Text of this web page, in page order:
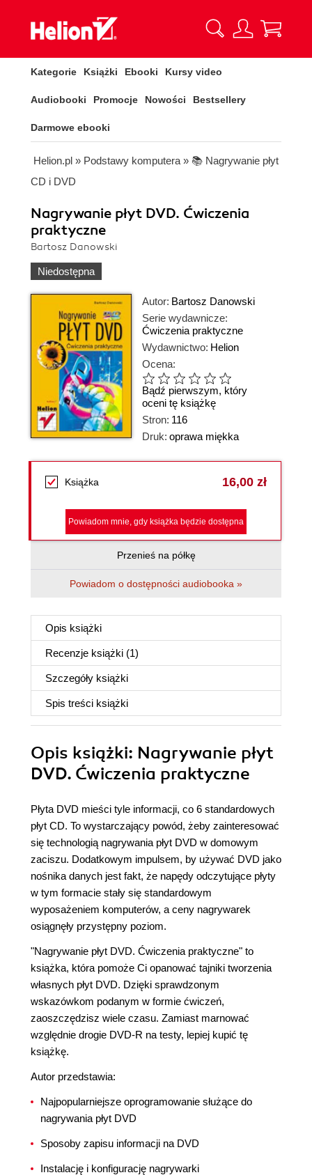
Kategorie Książki Ebooki Kursy video
Audiobooki Promocje Nowości Bestsellery
Darmowe ebooki
Helion.pl » Podstawy komputera » 📚 Nagrywanie płyt
CD i DVD
Nagrywanie płyt DVD. Ćwiczenia
praktyczne
Bartosz Danowski
Niedostępna
Autor: Bartosz Danowski
Serie wydawnicze:
Ćwiczenia praktyczne
Wydawnictwo: Helion
Ocena:
Bądź pierwszym, który
oceni tę książkę
Stron: 116
Druk: oprawa miękka
Książka 16,00 zł
Powiadom mnie, gdy książka będzie dostępna
Przenieś na półkę
Powiadom o dostępności audiobooka »
Opis książki
Recenzje książki (1)
Szczegóły książki
Spis treści książki
Opis książki: Nagrywanie płyt
DVD. Ćwiczenia praktyczne
Płyta DVD mieści tyle informacji, co 6 standardowych
płyt CD. To wystarczający powód, żeby zainteresować
się technologią nagrywania płyt DVD w domowym
zaciszu. Dodatkowym impulsem, by używać DVD jako
nośnika danych jest fakt, że napędy odczytujące płyty
w tym formacie stały się standardowym
wyposażeniem komputerów, a ceny nagrywarek
osiągnęły przystępny poziom.
"Nagrywanie płyt DVD. Ćwiczenia praktyczne" to
książka, która pomoże Ci opanować tajniki tworzenia
własnych płyt DVD. Dzięki sprawdzonym
wskazówkom podanym w formie ćwiczeń,
zaoszczędzisz wiele czasu. Zamiast marnować
względnie drogie DVD-R na testy, lepiej kupić tę
książkę.
Autor przedstawia:
Najpopularniejsze oprogramowanie służące do
nagrywania płyt DVD
Sposoby zapisu informacji na DVD
Instalację i konfigurację nagrywarki